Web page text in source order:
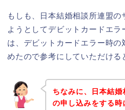
もしも、日本結婚相談所連盟の
ようとしてデビットカードエラ
は、デビットカードエラー時の
めたので参考にしていただける
ちなみに、日本結
の申し込みをする